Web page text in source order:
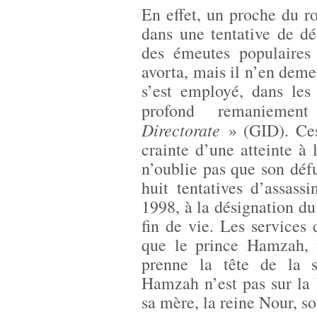
En effet, un proche du
dans une tentative de
des émeutes
avorta, mais il n’en
s’est employé, dans
profond
Directorate » (GID).
crainte d’une atteinte à
n’oublie pas que son
huit tentatives
1998, à la désignation
fin de vie. Les services
que le prince
prenne la tête de la
Hamzah n’est pas sur
sa mère, la reine Nour,